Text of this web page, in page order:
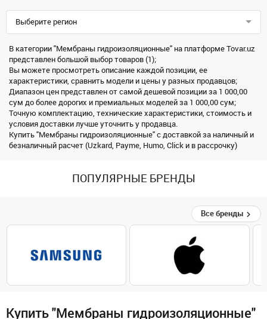
Выберите регион
В категории "Мембраны гидроизоляционные" на платформе Tovar.uz
представлен большой выбор товаров (1);
Вы можете просмотреть описание каждой позиции, ее
характеристики, сравнить модели и цены у разных продавцов;
Диапазон цен представлен от самой дешевой позиции за 1 000,00
сум до более дорогих и премиальных моделей за 1 000,00 сум;
Точную комплектацию, технические характеристики, стоимость и
условия доставки лучше уточнить у продавца.
Купить "Мембраны гидроизоляционные" с доставкой за наличный и
безналичный расчет (Uzkard, Payme, Humo, Click и в рассрочку)
ПОПУЛЯРНЫЕ БРЕНДЫ
Все бренды
Купить "Мембраны гидроизоляционные"